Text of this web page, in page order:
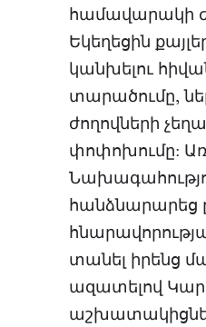
համավարակի
Եկեղեցին
կանխելու
տարածումը,
ժողովների
փոփոխումը:
հանձնարարեց
տանել իրենց
ազատելով